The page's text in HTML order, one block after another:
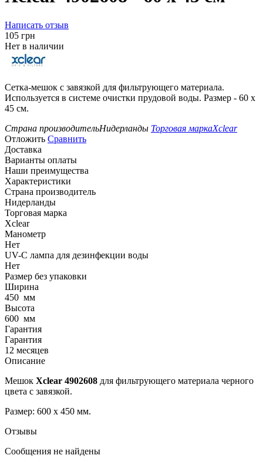
Написать отзыв
‍105‍ грн
Нет в наличии
Сетка-мешок с завязкой для фильтрующего материала.
Используется в системе очистки прудовой воды. Размер - 60 x
45 см.
Страна производительНидерланды Торговая маркаXclear
Отложить Сравнить
Доставка
Варианты оплаты
Наши преимущества
Характеристики
Страна производитель
Нидерланды
Торговая марка
Xclear
Манометр
Нет
UV-C лампа для дезинфекции воды
Нет
Размер без упаковки
Ширина
450 мм
Высота
600 мм
Гарантия
Гарантия
12 месяцев
Описание
Мешок Xclear 4902608 для фильтрующего материала черного
цвета с завязкой.
Размер: 600 х 450 мм.
Отзывы
Сообщения не найдены